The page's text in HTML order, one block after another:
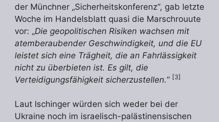
der Münchner „Sicherheitskonferenz“, gab letzte
Woche im Handelsblatt quasi die Marschrouute
vor: „Die geopolitischen Risiken wachsen mit
atemberaubender Geschwindigkeit, und die EU
leistet sich eine Trägheit, die an Fahrlässigkeit
nicht zu überbieten ist. Es gilt, die
Verteidigungsfähigkeit sicherzustellen.“ [3]
Laut Ischinger würden sich weder bei der
Ukraine noch im israelisch-palästinensischen